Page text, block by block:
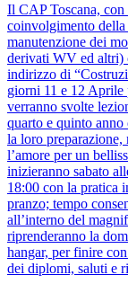
Il CAP Toscana,
coinvolgimento
manutenzione dei
derivati WV ed altri)
indirizzo di
giorni 11 e 12 Aprile
verranno svolte
quarto e quinto
la loro preparazione,
l’amore per un
inizieranno sabato
18:00 con la pratica
pranzo; tempo
all’interno del
riprenderanno la
hangar, per finire
dei diplomi, saluti e